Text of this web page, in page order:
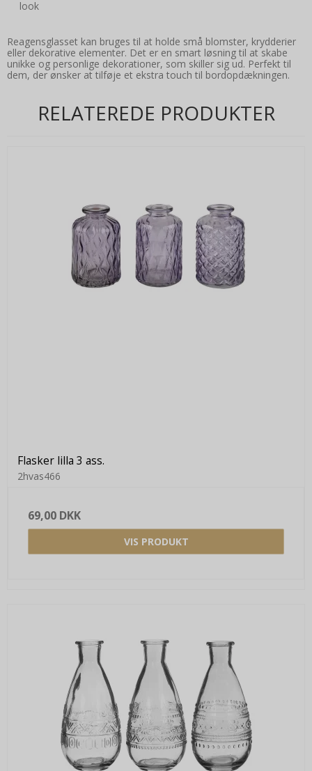
look
Reagensglasset kan bruges til at holde små blomster, krydderier
eller dekorative elementer. Det er en smart løsning til at skabe
unikke og personlige dekorationer, som skiller sig ud. Perfekt til
dem, der ønsker at tilføje et ekstra touch til bordopdækningen.
RELATEREDE PRODUKTER
Flasker lilla 3 ass.
2hvas466
69,00 DKK
VIS PRODUKT